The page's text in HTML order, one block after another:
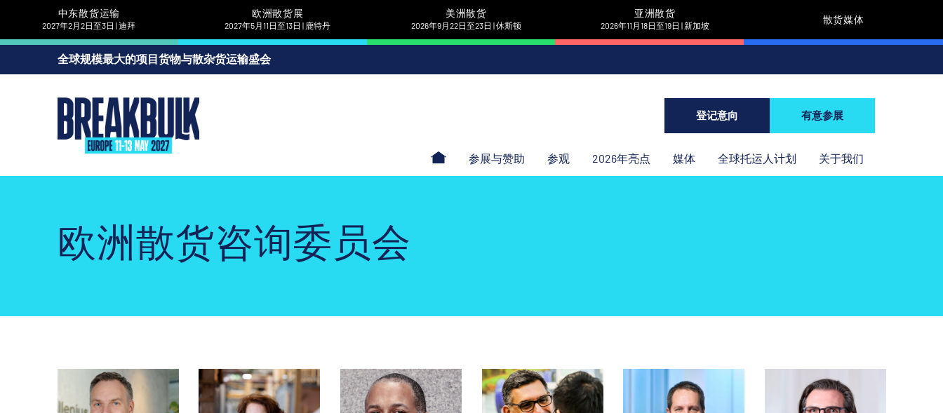
中东散货运输
2027年2月2日至3日 | 迪拜
欧洲散货展
2027年5月11日至13日 | 鹿特丹
美洲散货
2026年9月22日至23日 | 休斯顿
亚洲散货
2026年11月18日至19日 | 新加坡
散货媒体
全球规模最大的项目货物与散杂货运输盛会
登记意向 有意参展
参展与赞助 参观 2026年亮点 媒体 全球托运人计划 关于我们
欧洲散货咨询委员会